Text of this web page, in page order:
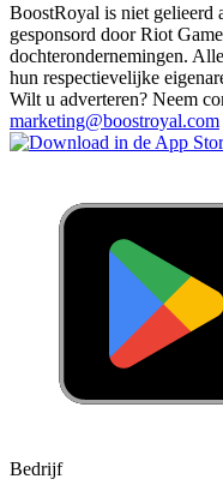
BoostRoyal is niet gelieerd
gesponsord door Riot
dochterondernemingen.
hun respectievelijke
Wilt u adverteren? Neem
marketing@boostroyal.com
Bedrijf